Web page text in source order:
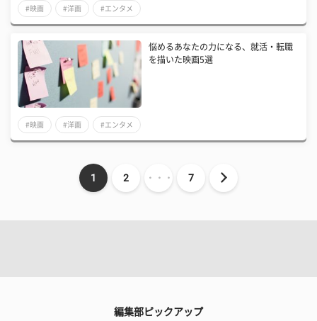
#映画 #洋画 #エンタメ
悩めるあなたの力になる、就活・転職
を描いた映画5選
#映画 #洋画 #エンタメ
1 2 ・・・ 7
編集部ピックアップ